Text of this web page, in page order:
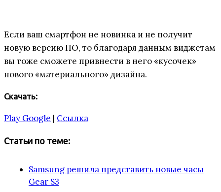
Если ваш смартфон не новинка и не получит
новую версию ПО, то благодаря данным виджетам
вы тоже сможете привнести в него «кусочек»
нового «материального» дизайна.
Скачать:
Play Google | Ссылка
Статьи по теме:
Samsung решила представить новые часы
Gear S3